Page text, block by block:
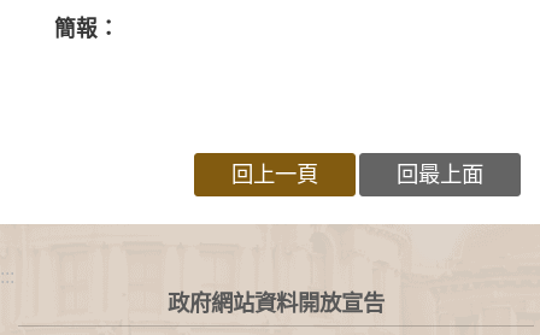
簡報：
回上一頁 回最上面
:::
政府網站資料開放宣告